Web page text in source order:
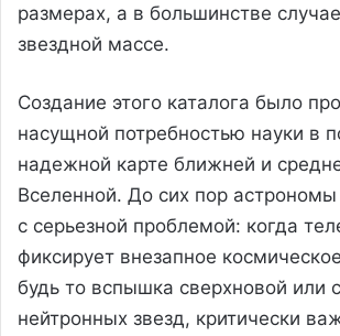
размерах, а в большинстве
звездной массе.
Создание этого каталога было
насущной потребностью науки в
надежной карте ближней и
Вселенной. До сих пор астрономы
с серьезной проблемой: когда
фиксирует внезапное
будь то вспышка сверхновой или
нейтронных звезд, критически